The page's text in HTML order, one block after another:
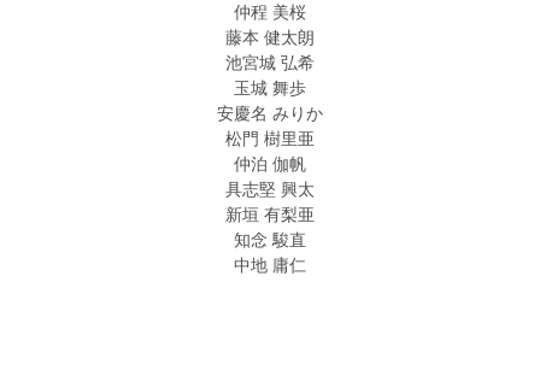
仲程 美桜
藤本 健太朗
池宮城 弘希
玉城 舞歩
安慶名 みりか
松門 樹里亜
仲泊 伽帆
具志堅 興太
新垣 有梨亜
知念 駿直
中地 庸仁